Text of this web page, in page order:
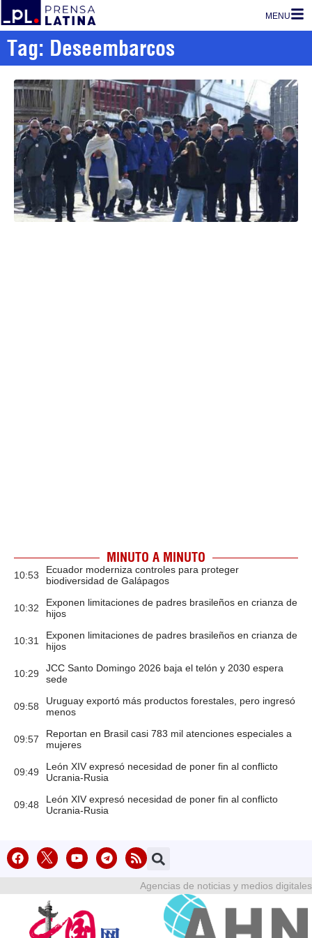
MENU
Tag: Deseembarcos
MINUTO A MINUTO
10:53
Ecuador moderniza controles para proteger
biodiversidad de Galápagos
10:32
Exponen limitaciones de padres brasileños en crianza de
hijos
10:31
Exponen limitaciones de padres brasileños en crianza de
hijos
10:29
JCC Santo Domingo 2026 baja el telón y 2030 espera
sede
09:58
Uruguay exportó más productos forestales, pero ingresó
menos
09:57
Reportan en Brasil casi 783 mil atenciones especiales a
mujeres
09:49
León XIV expresó necesidad de poner fin al conflicto
Ucrania-Rusia
09:48
León XIV expresó necesidad de poner fin al conflicto
Ucrania-Rusia
Agencias de noticias y medios digitales